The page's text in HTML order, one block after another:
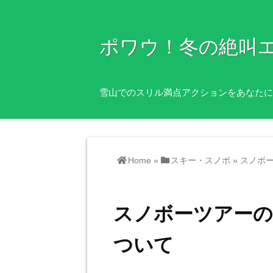
ポワウ！冬の絶叫
雪山でのスリル満点アクションをあなたに
Home » スキー・スノボ » スノボ
スノボーツアー
ついて